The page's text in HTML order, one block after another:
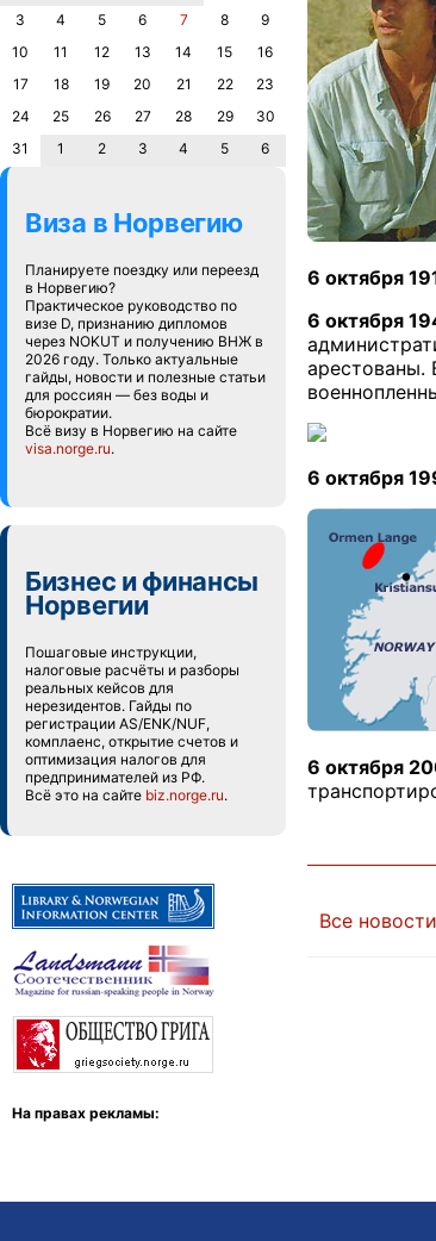
3
4 5 6 7 8
9
10
11 12 13 14 15
16
17
18 19 20 21 22
23
24
25 26 27 28 29
30
31
1 2 3 4 5 6
Виза в Норвегию
Планируете поездку или переезд
в Норвегию?
Практическое руководство по
визе D, признанию дипломов
через NOKUT и получению ВНЖ в
2026 году. Только актуальные
гайды, новости и полезные статьи
для россиян — без воды и
бюрократии.
Всё визу в Норвегию на сайте
visa.norge.ru.
Бизнес и финансы
Норвегии
Пошаговые инструкции,
налоговые расчёты и разборы
реальных кейсов для
нерезидентов. Гайды по
регистрации AS/ENK/NUF,
комплаенс, открытие счетов и
оптимизация налогов для
предпринимателей из РФ.
Всё это на сайте biz.norge.ru.
На правах рекламы:
6 октября
6 октября
арестованы.
6 октября
6 октября
Все